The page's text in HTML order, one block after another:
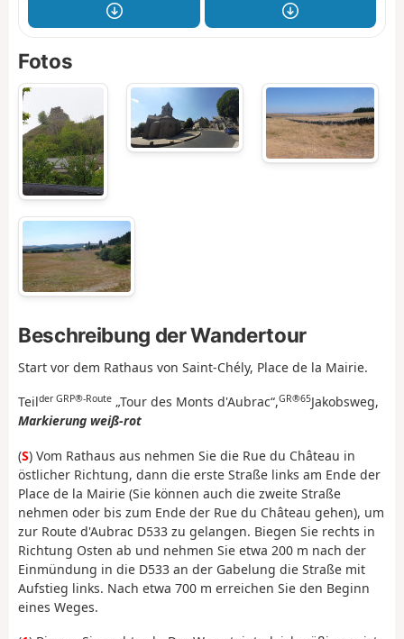
Fotos
Beschreibung der Wandertour
Start vor dem Rathaus von Saint-Chély, Place de la Mairie.
Teilder GRP®-Route „Tour des Monts d'Aubrac“,GR®65Jakobsweg,
Markierung weiß-rot
(S) Vom Rathaus aus nehmen Sie die Rue du Château in
östlicher Richtung, dann die erste Straße links am Ende der
Place de la Mairie (Sie können auch die zweite Straße
nehmen oder bis zum Ende der Rue du Château gehen), um
zur Route d'Aubrac D533 zu gelangen. Biegen Sie rechts in
Richtung Osten ab und nehmen Sie etwa 200 m nach der
Einmündung in die D533 an der Gabelung die Straße mit
Aufstieg links. Nach etwa 700 m erreichen Sie den Beginn
eines Weges.